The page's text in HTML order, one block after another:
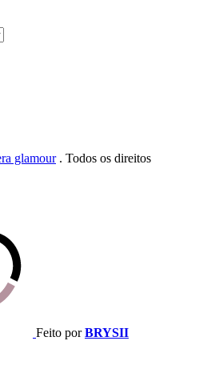
glamour . Todos os direitos
Feito porBRYSII